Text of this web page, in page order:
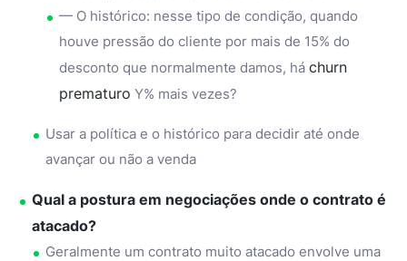
— O histórico: nesse tipo de condição, quando
houve pressão do cliente por mais de 15% do
desconto que normalmente damos, há churn
prematuro Y% mais vezes?
Usar a política e o histórico para decidir até onde
avançar ou não a venda
Qual a postura em negociações onde o contrato é
atacado?
Geralmente um contrato muito atacado envolve uma